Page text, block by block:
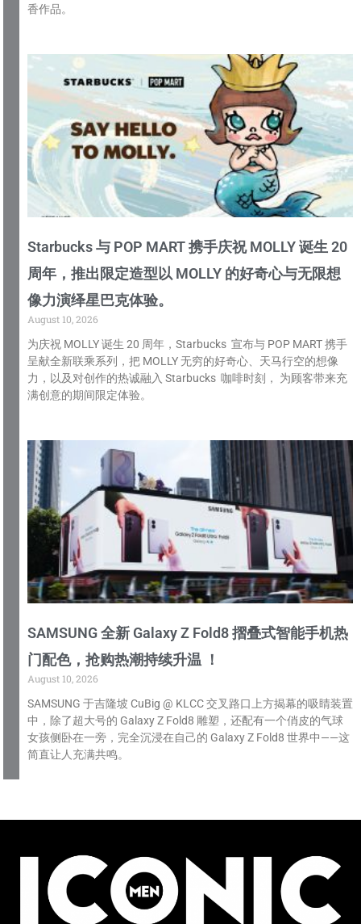
香作品。
Starbucks 与 POP MART 携手庆祝 MOLLY 诞生 20
周年，推出限定造型以 MOLLY 的好奇心与无限想
像力演绎星巴克体验。
August 10, 2026
为庆祝 MOLLY 诞生 20 周年，Starbucks 宣布与 POP MART 携手
呈献全新联乘系列，把 MOLLY 无穷的好奇心、天马行空的想像
力，以及对创作的热诚融入 Starbucks 咖啡时刻， 为顾客带来充
满创意的期间限定体验。
SAMSUNG 全新 Galaxy Z Fold8 摺叠式智能手机热
门配色，抢购热潮持续升温 ！
August 10, 2026
SAMSUNG 于吉隆坡 CuBig @ KLCC 交叉路口上方揭幕的吸睛装置
中，除了超大号的 Galaxy Z Fold8 雕塑，还配有一个俏皮的气球
女孩侧卧在一旁，完全沉浸在自己的 Galaxy Z Fold8 世界中——这
简直让人充满共鸣。